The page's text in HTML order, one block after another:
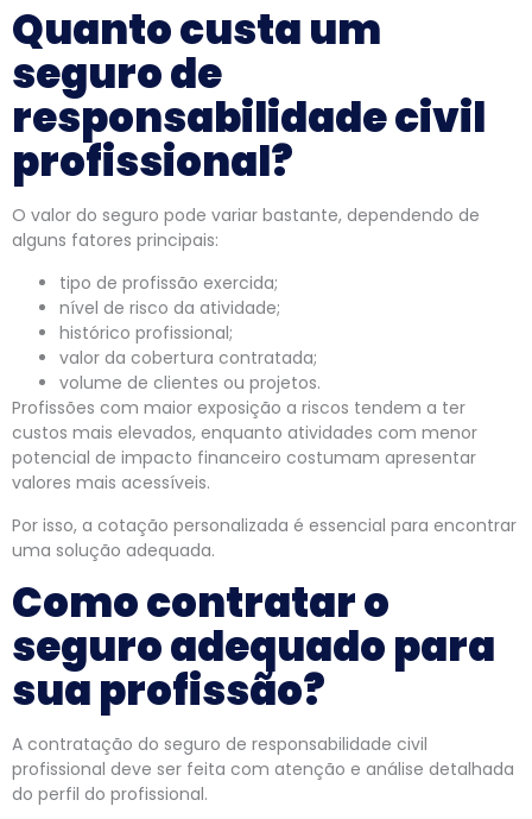
Quanto custa um
seguro de
responsabilidade civil
profissional?
O valor do seguro pode variar bastante, dependendo de
alguns fatores principais:
tipo de profissão exercida;
nível de risco da atividade;
histórico profissional;
valor da cobertura contratada;
volume de clientes ou projetos.
Profissões com maior exposição a riscos tendem a ter
custos mais elevados, enquanto atividades com menor
potencial de impacto financeiro costumam apresentar
valores mais acessíveis.
Por isso, a cotação personalizada é essencial para encontrar
uma solução adequada.
Como contratar o
seguro adequado para
sua profissão?
A contratação do seguro de responsabilidade civil
profissional deve ser feita com atenção e análise detalhada
do perfil do profissional.